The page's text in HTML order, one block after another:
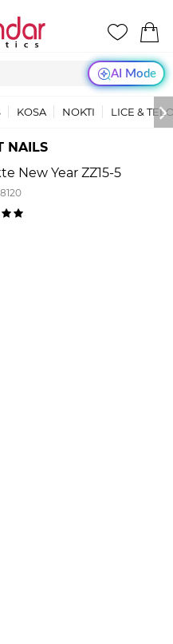
AI Mode
KOSA NOKTI LICE &
NAILS
New Year ZZ15-5